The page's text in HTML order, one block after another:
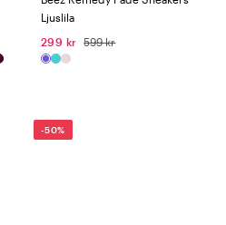
Ljuslila
299 kr
599 kr
-50%